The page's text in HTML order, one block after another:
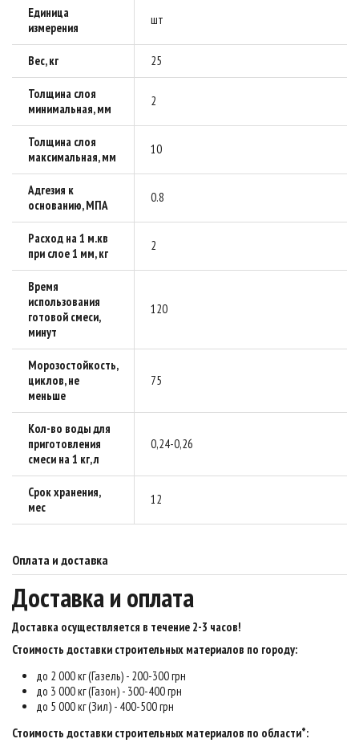
Единица
измерения
шт
Вес, кг 25
Толщина слоя
минимальная, мм
2
Толщина слоя
максимальная, мм
10
Адгезия к
основанию, МПА
0.8
Расход на 1 м.кв
при слое 1 мм, кг
2
Время
использования
готовой смеси,
минут
120
Морозостойкость,
циклов, не
меньше
75
Кол-во воды для
приготовления
смеси на 1 кг, л
0,24-0,26
Срок хранения,
мес
12
Оплата и доставка
Доставка и оплата
Доставка осуществляется в течение 2-3 часов!
Стоимость доставки строительных материалов по городу:
до 2 000 кг (Газель) - 200-300 грн
до 3 000 кг (Газон) - 300-400 грн
до 5 000 кг (Зил) - 400-500 грн
Стоимость доставки строительных материалов по области*: